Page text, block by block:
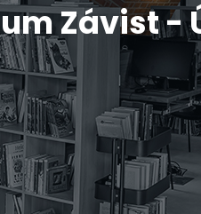
Závist -